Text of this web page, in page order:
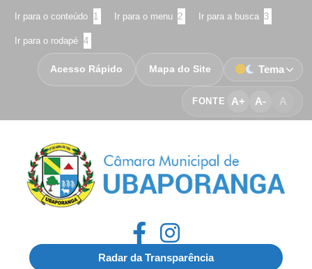
Ir para o conteúdo 1 Ir para o menu 2 Ir para a busca 3
Ir para o rodapé 4
FONTE A+ A- A
Acesso Rápido Mapa do Site Tema
Radar da Transparência